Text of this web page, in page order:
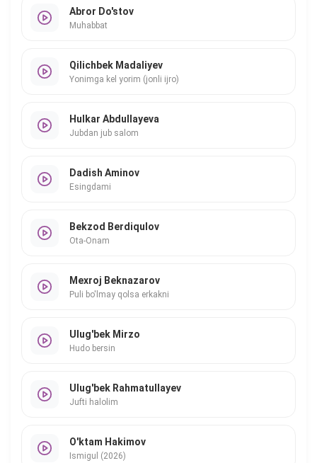
Abror Do'stov
Muhabbat
Qilichbek Madaliyev
Yonimga kel yorim (jonli ijro)
Hulkar Abdullayeva
Jubdan jub salom
Dadish Aminov
Esingdami
Bekzod Berdiqulov
Ota-Onam
Mexroj Beknazarov
Puli bo'lmay qolsa erkakni
Ulug'bek Mirzo
Hudo bersin
Ulug'bek Rahmatullayev
Jufti halolim
O'ktam Hakimov
Ismigul (2026)